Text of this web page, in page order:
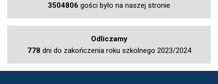
3504806 gości było na naszej stronie
Odliczamy
778 dni do zakończenia roku szkolnego 2023/2024